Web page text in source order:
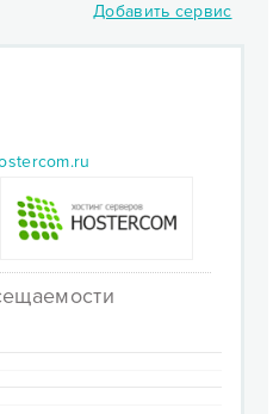
Добавить сервис